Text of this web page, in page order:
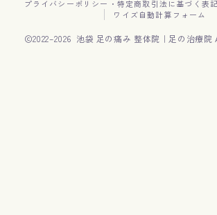
プライバシーポリシー・特定商取引法に基づく表記
ワイズ自動計算フォーム
2022–2026 池袋 足の痛み 整体院｜足の治療院